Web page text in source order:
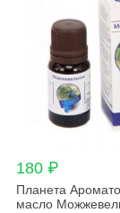
180 ₽
Планета
масло